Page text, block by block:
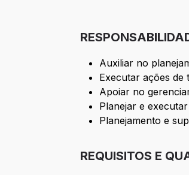
Auxiliar no
Executar ações de
Apoiar no
Planejar e
Planejamento e
REQUISITOS E